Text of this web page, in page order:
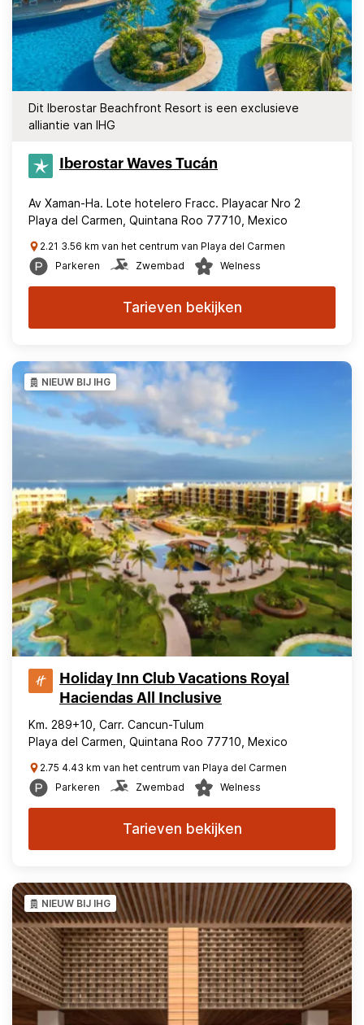
Dit Iberostar Beachfront Resort is een exclusieve
alliantie van IHG
Iberostar Waves Tucán
Av Xaman-Ha. Lote hotelero Fracc. Playacar Nro 2
Playa del Carmen, Quintana Roo 77710, Mexico
2.21 3.56 km van het centrum van Playa del Carmen
Parkeren
Zwembad Welness
Tarieven bekijken
NIEUW BIJ IHG
Holiday Inn Club Vacations Royal
Haciendas All Inclusive
Km. 289+10, Carr. Cancun-Tulum
Playa del Carmen, Quintana Roo 77710, Mexico
2.75 4.43 km van het centrum van Playa del Carmen
Parkeren
Zwembad Welness
Tarieven bekijken
NIEUW BIJ IHG